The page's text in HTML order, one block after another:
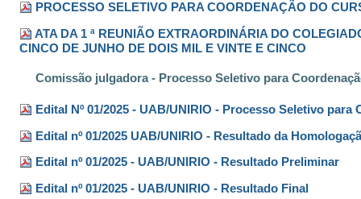
PROCESSO SELETIVO PARA COORDENAÇÃO DO
ATA DA 1 ª REUNIÃO EXTRAORDINÁRIA DO
CINCO DE JUNHO DE DOIS MIL E VINTE E CINCO
Comissão julgadora - Processo Seletivo para
Edital Nº 01/2025 - UAB/UNIRIO - Processo Seletivo
Edital nº 01/2025 UAB/UNIRIO - Resultado da
Edital nº 01/2025 - UAB/UNIRIO - Resultado Preliminar
Edital nº 01/2025 - UAB/UNIRIO - Resultado Final